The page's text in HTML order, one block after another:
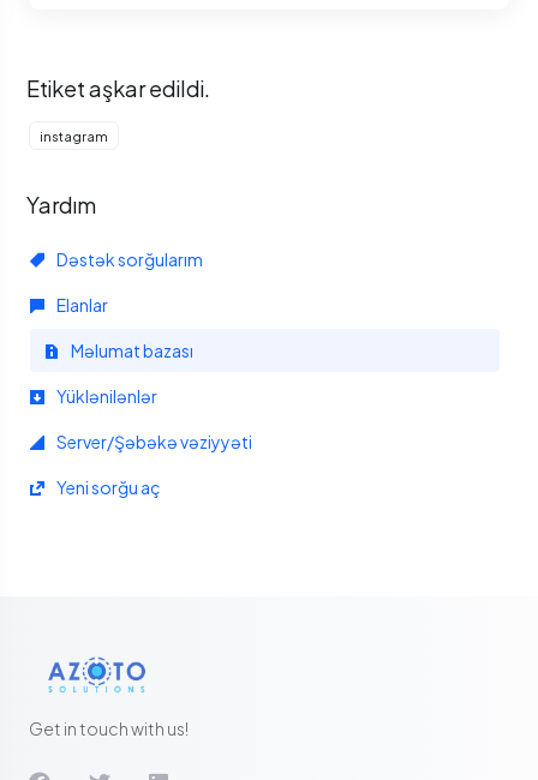
Etiket aşkar edildi.
instagram
Yardım
Dəstək sorğularım
Elanlar
Məlumat bazası
Yüklənilənlər
Server/Şəbəkə vəziyyəti
Yeni sorğu aç
Get in touch with us!